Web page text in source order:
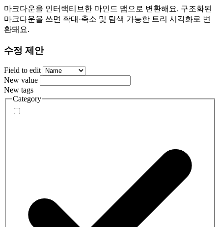
마크다운을 인터랙티브한 마인드 맵으로 변환해요. 구조화된
마크다운을 쓰면 확대·축소 및 탐색 가능한 트리 시각화로 변
환돼요.
수정 제안
Field to edit
New value
New tags
Category